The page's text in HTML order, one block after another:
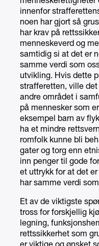
innenfor
noen har gjort så
har krav på
menneskeverd og
samtidig si at det er
samme verdi som
utvikling. Hvis dette
strafferetten, ville
andre området i
på mennesker som
eksempel barn av
ha et mindre
romfolk kunne bli
gater og torg enn
inn penger til gode
et uttrykk for at det
har samme verdi
Et av de viktigste
tross for forskjellig
legning,
rettssikkerhet som